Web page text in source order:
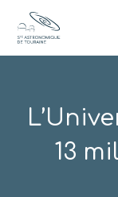
content
13